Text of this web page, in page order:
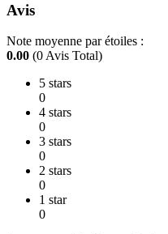
Avis
Note moyenne par étoiles :
0.00 (0 Avis Total)
5 stars
0
4 stars
0
3 stars
0
2 stars
0
1 star
0